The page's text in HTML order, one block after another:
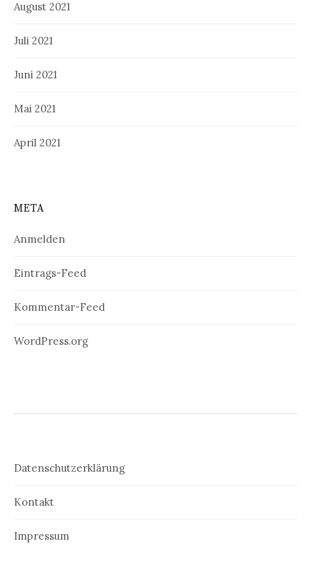
August 2021
Juli 2021
Juni 2021
Mai 2021
April 2021
META
Anmelden
Eintrags-Feed
Kommentar-Feed
WordPress.org
Datenschutzerklärung
Kontakt
Impressum